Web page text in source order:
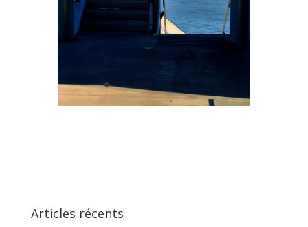
Articles récents